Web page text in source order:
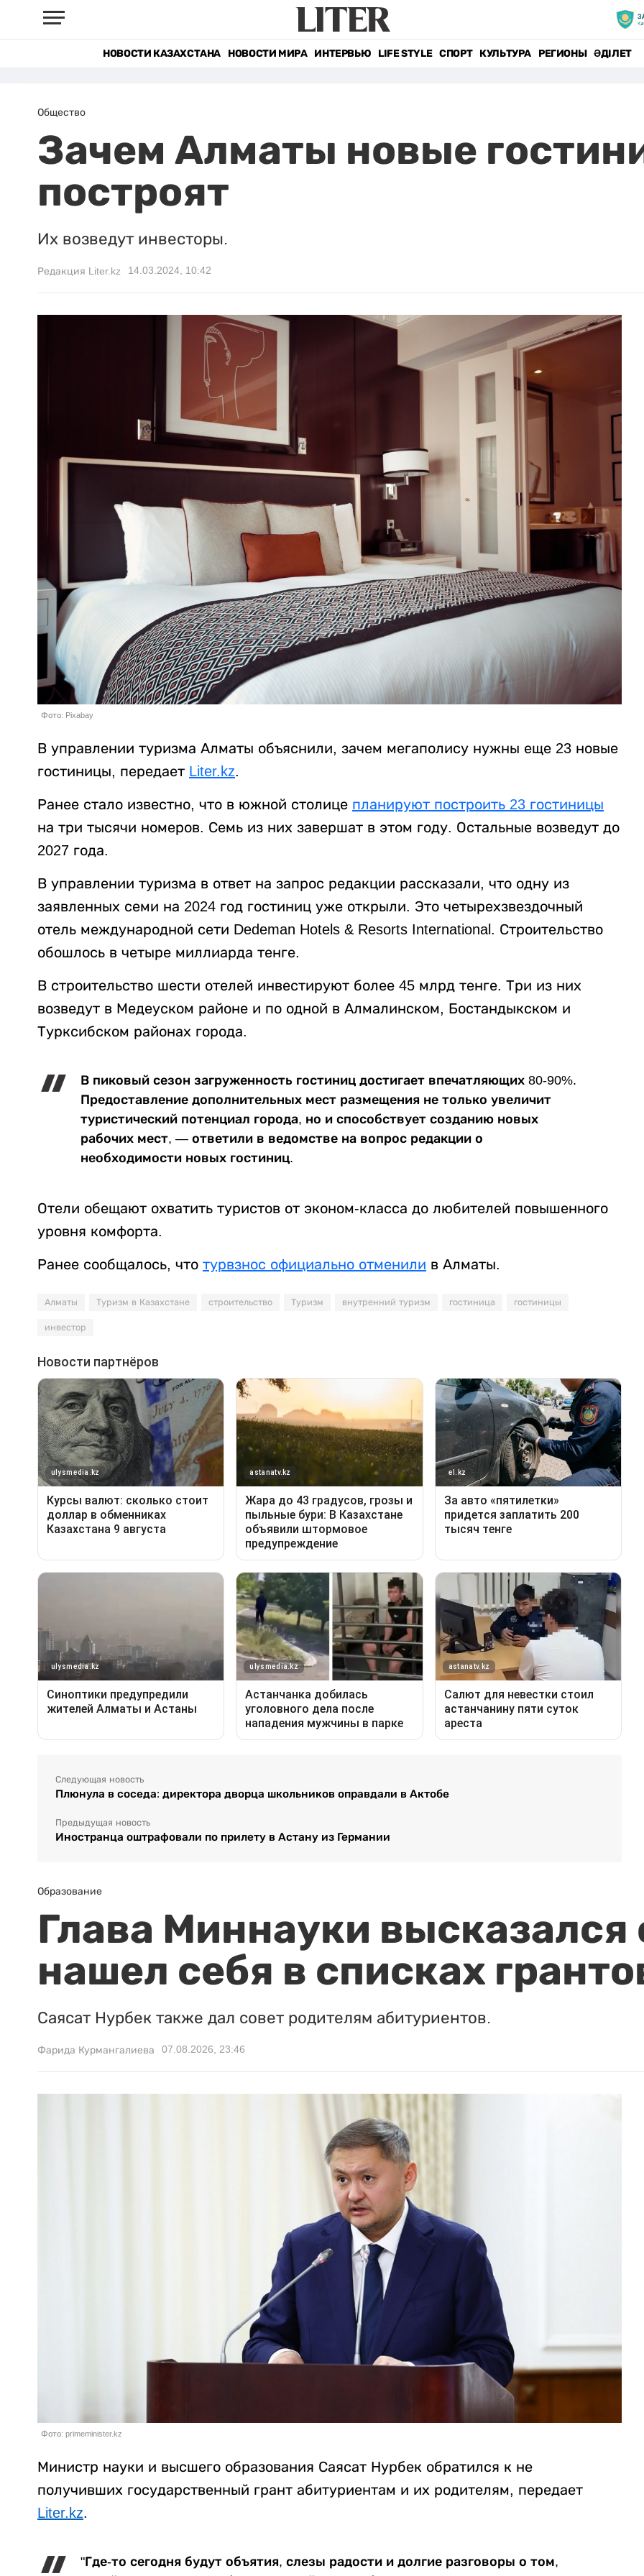
НОВОСТИ КАЗАХСТАНА НОВОСТИ МИРА ИНТЕРВЬЮ LIFE STYLE СПОРТ КУЛЬТУРА РЕГИОНЫ ӘДІЛЕТ
Общество
Зачем Алматы новые
построят
Их возведут инвесторы.
Редакция Liter.kz 14.03.2024, 10:42
Фото: Pixabay
В управлении туризма Алматы объяснили, зачем мегаполису нужны еще 23 новые
гостиницы, передает Liter.kz.
Ранее стало известно, что в южной столице планируют построить 23 гостиницы
на три тысячи номеров. Семь из них завершат в этом году. Остальные возведут до
2027 года.
В управлении туризма в ответ на запрос редакции рассказали, что одну из
заявленных семи на 2024 год гостиниц уже открыли. Это четырехзвездочный
отель международной сети Dedeman Hotels & Resorts International. Строительство
обошлось в четыре миллиарда тенге.
В строительство шести отелей инвестируют более 45 млрд тенге. Три из них
возведут в Медеуском районе и по одной в Алмалинском, Бостандыкском и
Турксибском районах города.
В пиковый сезон загруженность гостиниц достигает впечатляющих 80-90%.
Предоставление дополнительных мест размещения не только увеличит
туристический потенциал города, но и способствует созданию новых
рабочих мест, — ответили в ведомстве на вопрос редакции о
необходимости новых гостиниц.
Отели обещают охватить туристов от эконом-класса до любителей повышенного
уровня комфорта.
Ранее сообщалось, что турвзнос официально отменили в Алматы.
Алматы Туризм в Казахстане строительство Туризм внутренний туризм гостиница гостиницы
инвестор
Следующая новость
Плюнула в соседа: директора дворца школьников оправдали в Актобе
Предыдущая новость
Иностранца оштрафовали по прилету в Астану из Германии
Образование
Глава Миннауки высказался
нашел себя в списках
Саясат Нурбек также дал совет родителям абитуриентов.
Фарида Курмангалиева 07.08.2026, 23:46
Фото: primeminister.kz
Министр науки и высшего образования Саясат Нурбек обратился к не
получивших государственный грант абитуриентам и их родителям, передает
Liter.kz.
"Где-то сегодня будут объятия, слезы радости и долгие разговоры о том,